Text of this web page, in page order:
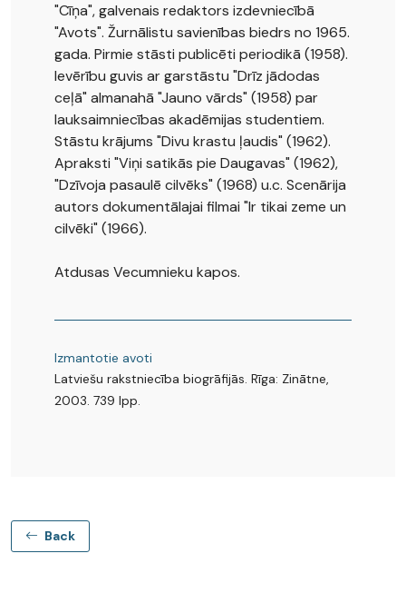
"Cīņa", galvenais redaktors izdevniecībā
"Avots". Žurnālistu savienības biedrs no 1965.
gada. Pirmie stāsti publicēti periodikā (1958).
Ievērību guvis ar garstāstu "Drīz jādodas
ceļā" almanahā "Jauno vārds" (1958) par
lauksaimniecības akadēmijas studentiem.
Stāstu krājums "Divu krastu ļaudis" (1962).
Apraksti "Viņi satikās pie Daugavas" (1962),
"Dzīvoja pasaulē cilvēks" (1968) u.c. Scenārija
autors dokumentālajai filmai "Ir tikai zeme un
cilvēki" (1966).
Atdusas Vecumnieku kapos.
Izmantotie avoti
Latviešu rakstniecība biogrāfijās. Rīga: Zinātne,
2003. 739 lpp.
Back